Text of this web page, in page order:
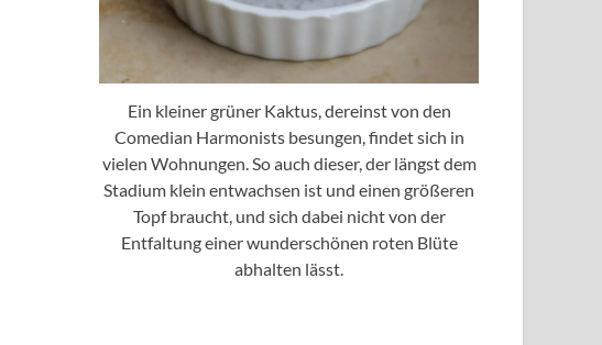
Ein kleiner grüner Kaktus, dereinst von den
Comedian Harmonists besungen, findet sich in
vielen Wohnungen. So auch dieser, der längst dem
Stadium klein entwachsen ist und einen größeren
Topf braucht, und sich dabei nicht von der
Entfaltung einer wunderschönen roten Blüte
abhalten lässt.